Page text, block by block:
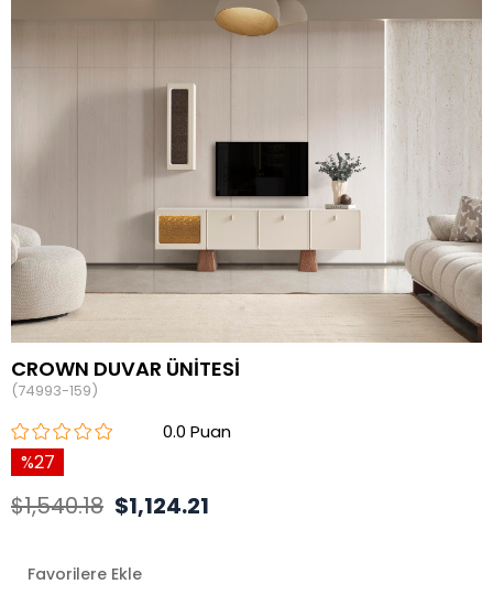
CROWN DUVAR ÜNİTESİ
(74993-159)
0.0
27
$1,540.18 $1,124.21
Favorilere Ekle